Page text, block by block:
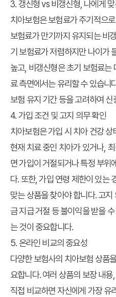
3. 갱신형 vs 비갱신형, 나에게
치아보험은 보험료가 주기적으
보험료가 만기까지 유지되는 비
기 보험료가 저렴하지만 나이가
높고, 비갱신형은 초기 보험료는
료 측면에서는 유리할 수 있습니
보험 유지 기간 등을 고려하여
4. 가입 조건 및 고지 의무 확인
치아보험은 가입 시 치아 건강
현재 치료 중인 치아가 있거나,
면 가입이 거절되거나 특정 부위
다. 또한, 가입 연령 제한이 있는
맞는 상품을 찾아야 합니다. 고
금 지급 거절 등 불이익을 받을
는 것이 중요합니다.
5. 온라인 비교의 중요성
다양한 보험사의 치아보험 상품
요합니다. 여러 상품의 보장 내
직접 비교하면 자신에게 가장 유